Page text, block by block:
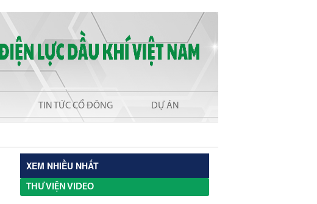
TIN TỨC CỔ ĐÔNG DỰ ÁN
XEM NHIỀU NHẤT
THƯ VIỆN VIDEO